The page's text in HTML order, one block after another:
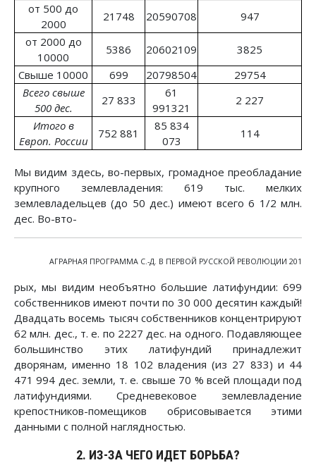
от 500 до
2000
21748 20590708
947
от 2000 до
10000
5386 20602109
3825
Свыше 10000
699 20798504
29754
Всего свыше
500 дес.
27 833
61
991321
2 227
Итого в
Европ. России
752 881
85 834
073
114
Мы видим здесь, во-первых, громадное преобладание
крупного землевладения: 619 тыс. мелких
землевладельцев (до 50 дес.) имеют всего 6 1/2 млн.
дес. Во-вто-
АГРАРНАЯ ПРОГРАММА С.-Д. В ПЕРВОЙ РУССКОЙ РЕВОЛЮЦИИ 201
рых, мы видим необъятно большие латифундии: 699
собственников имеют почти по 30 000 десятин каждый!
Двадцать восемь тысяч собственников концентрируют
62 млн. дес., т. е. по 2227 дес. на одного. Подавляющее
большинство этих латифундий принадлежит
дворянам, именно 18 102 владения (из 27 833) и 44
471 994 дес. земли, т. е. свыше 70 % всей площади под
латифундиями. Средневековое землевладение
крепостников-помещиков обрисовывается этими
данными с полной наглядностью.
2. ИЗ-ЗА ЧЕГО ИДЕТ БОРЬБА?